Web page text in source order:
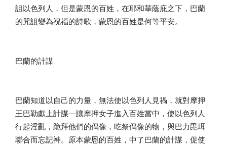
詛以色列人，但是蒙恩的百姓，在耶和華蔭庇之下，巴蘭
的咒詛變為祝福的詩歌，蒙恩的百姓是何等平安。
巴蘭的計謀
巴蘭知道以自己的力量，無法使以色列人見禍，就對摩押
王巴勒獻上計謀—讓摩押女子進入百姓當中，使以色列人
行起淫亂，跪拜他們的偶像，吃祭偶像的物，與巴力毘珥
聯合而忘記神。原本蒙恩的百姓，中了巴蘭的計謀，促使